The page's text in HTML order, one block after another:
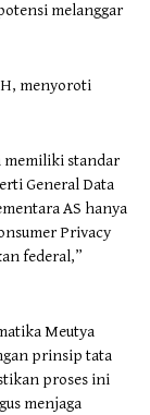
melanggar
menyoroti
memiliki standar
General Data
AS hanya
Privacy
federal,”
Meutya
prinsip tata
proses ini
menjaga